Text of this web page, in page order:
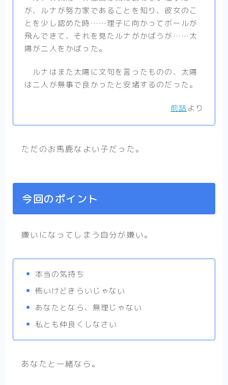
が、ルナが努力家であることを知り、彼女のこ
とを少し認めた時……理子に向かってボールが
飛んできて、それを見たルナがかばうが……太
陽が二人をかばった。
ルナはまた太陽に文句を言ったものの、太陽
は二人が無事で良かったと安堵するのだった。
前話 より
ただのお馬鹿なよい子だった。
今回のポイント
嫌いになってしまう自分が嫌い。
本当の気持ち
怖いけどきらいじゃない
あなたとなら、無理じゃない
私とも仲良くしなさい
あなたと一緒なら。